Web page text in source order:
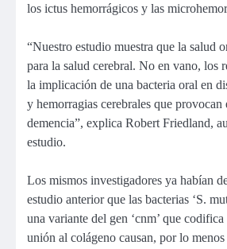
los ictus hemorrágicos y las
“Nuestro estudio muestra que la salud
para la salud cerebral. No en vano, los
la implicación de una bacteria oral en
y hemorragias cerebrales que provocan
demencia”, explica Robert Friedland,
estudio.
Los mismos investigadores ya habían
estudio anterior que las bacterias ‘S.
una variante del gen ‘cnm’ que
unión al colágeno causan, por lo